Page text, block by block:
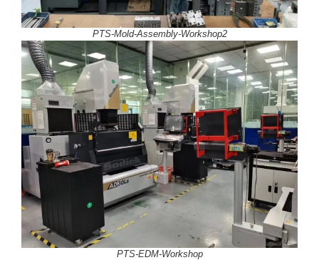
PTS-Mold-Assembly-Workshop2
PTS-EDM-Workshop